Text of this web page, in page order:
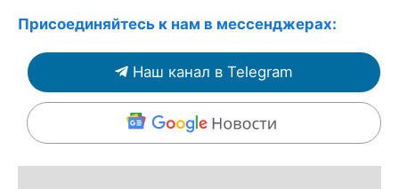
Присоединяйтесь к нам в мессенджерах:
Наш канал в Telegram